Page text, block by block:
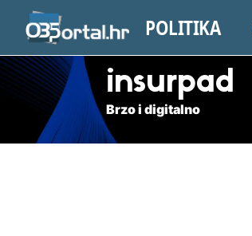
POLITIKA
insurpad
Brzo i digitalno